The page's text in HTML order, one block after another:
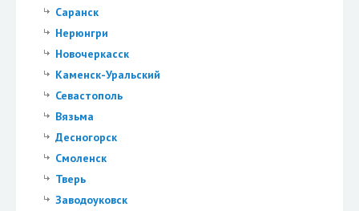
Саранск
Нерюнгри
Новочеркасск
Каменск-Уральский
Севастополь
Вязьма
Десногорск
Смоленск
Тверь
Заводоуковск